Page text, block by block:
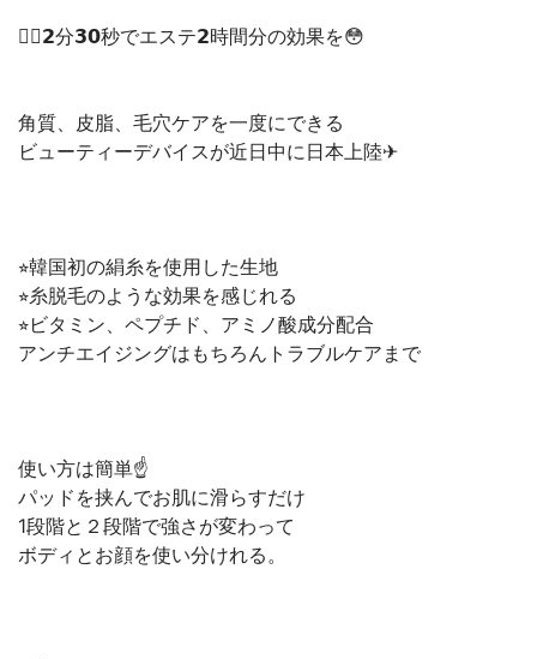
💆‍♀️𝟮分𝟯𝟬秒でエステ𝟮時間分の効果を😳
角質、皮脂、毛穴ケアを一度にできる
ビューティーデバイスが近日中に日本上陸✈︎
⭐︎韓国初の絹糸を使用した生地
⭐︎糸脱毛のような効果を感じれる
⭐︎ビタミン、ペプチド、アミノ酸成分配合
アンチエイジングはもちろんトラブルケアまで
使い方は簡単☝️
パッドを挟んでお肌に滑らすだけ
1段階と２段階で強さが変わって
ボディとお顔を使い分けれる。